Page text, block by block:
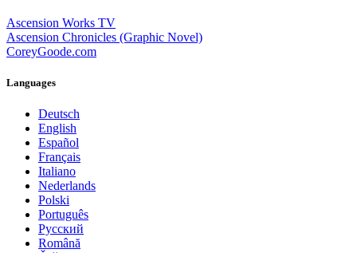
Ascension Works TV
Ascension Chronicles (Graphic Novel)
CoreyGoode.com
Languages
Deutsch
English
Español
Français
Italiano
Nederlands
Polski
Português
Pусский
Română